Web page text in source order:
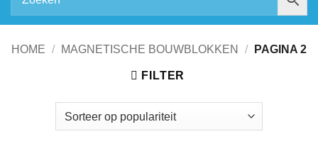
HOME / MAGNETISCHE BOUWBLOKKEN / PAGINA 2
FILTER